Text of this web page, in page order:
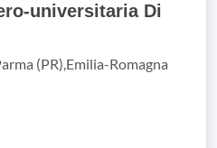
universitaria Di
(PR),Emilia-Romagna